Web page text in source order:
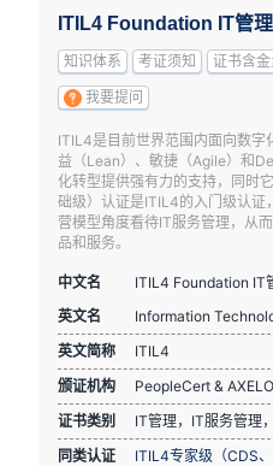
ITIL4 Foundation IT管理
知识体系 考证须知 证书含
我要提问
ITIL4是目前世界范围内面向数字
益（Lean）、敏捷（Agile）和
化转型提供强有力的支持，同时
础级）认证是ITIL4的入门级认证
营模型角度看待IT服务管理，从
品和服务。
中文名
ITIL4 Foundation IT
英文名
Information
英文简称
ITIL4
颁证机构
PeopleCert &
证书类别
IT管理，IT服务管理
同类认证
ITIL4专家级（CDS